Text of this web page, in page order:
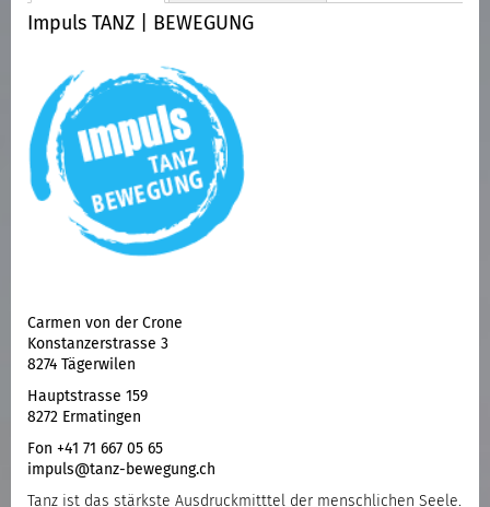
Impuls TANZ | BEWEGUNG
Carmen von der Crone
Konstanzerstrasse 3
8274 Tägerwilen
Hauptstrasse 159
8272 Ermatingen
Fon +41 71 667 05 65
impuls@tanz-bewegung.ch
Tanz ist das stärkste Ausdruckmitttel der menschlichen Seele.